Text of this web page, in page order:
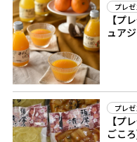
プレ
【プ
ュア
プレ
【プ
ごこ